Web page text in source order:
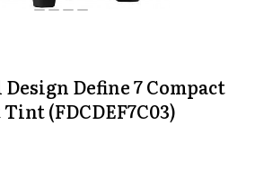
Define 7 Compact
(FDCDEF7C03)